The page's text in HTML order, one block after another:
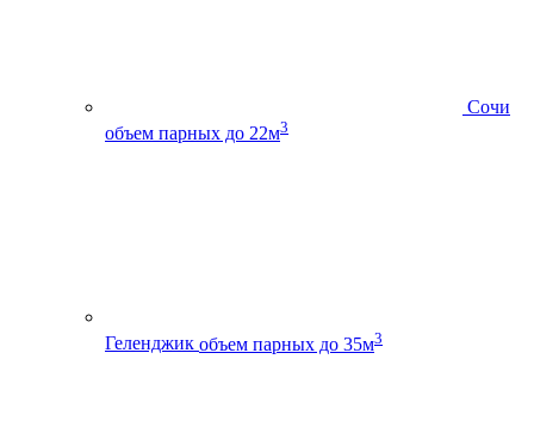
Сочи
объем парных до 22м3
Геленджик объем парных до 35м3